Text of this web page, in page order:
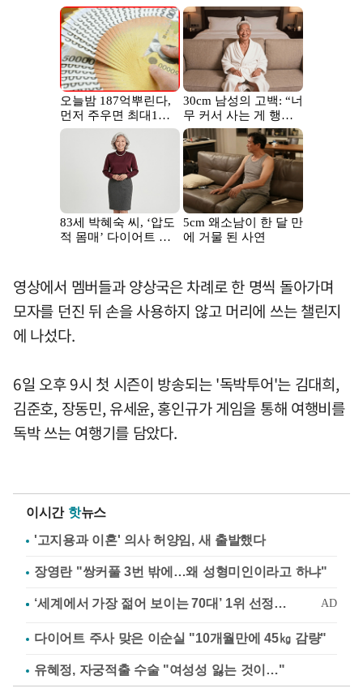
영상에서 멤버들과 양상국은 차례로 한 명씩 돌아가며
모자를 던진 뒤 손을 사용하지 않고 머리에 쓰는 챌린지
에 나섰다.
6일 오후 9시 첫 시즌이 방송되는 '독박투어'는 김대희,
김준호, 장동민, 유세윤, 홍인규가 게임을 통해 여행비를
독박 쓰는 여행기를 담았다.
이시간 핫뉴스
'고지용과 이혼' 의사 허양임, 새 출발했다
장영란 "쌍커풀 3번 밖에…왜 성형미인이라고 하냐"
다이어트 주사 맞은 이순실 "10개월만에 45㎏ 감량"
유혜정, 자궁적출 수술 "여성성 잃는 것이…"